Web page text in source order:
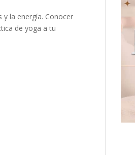
la energía. Conocer
de yoga a tu